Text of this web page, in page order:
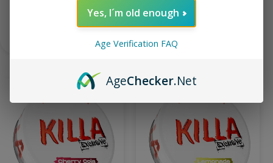
Yes, I´m old enough
Age Verification FAQ
AgeChecker.Net